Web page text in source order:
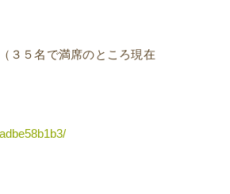
３５名で満席のところ現在